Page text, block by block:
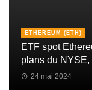
ETHEREUM (ETH)
ETF spot
plans du
24 mai 2024